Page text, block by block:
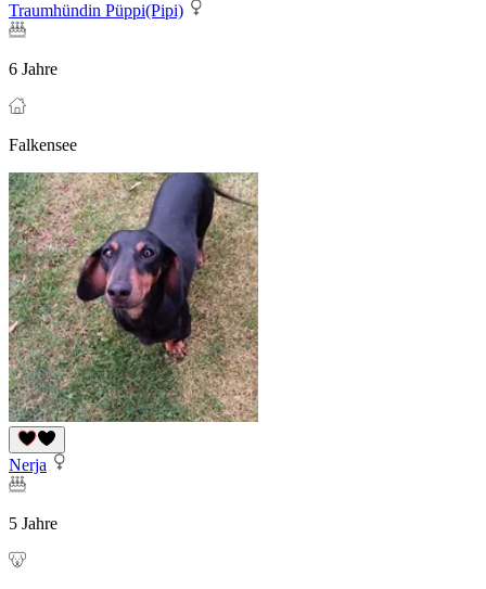
Traumhündin Püppi(Pipi)
6 Jahre
Falkensee
Nerja
5 Jahre